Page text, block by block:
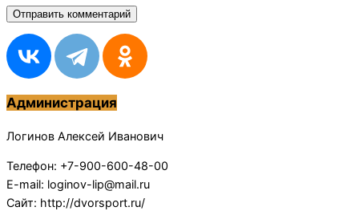
Администрация
Логинов Алексей Иванович
Телефон: +7-900-600-48-00
E-mail: loginov-lip@mail.ru
Сайт: http://dvorsport.ru/